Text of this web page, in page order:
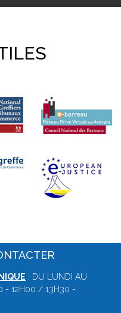
: DU LUNDI AU
- 12H00 / 13H30 -